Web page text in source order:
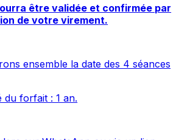
être validée et confirmée par
de votre virement.
ensemble la date des 4 séances
du forfait : 1 an.